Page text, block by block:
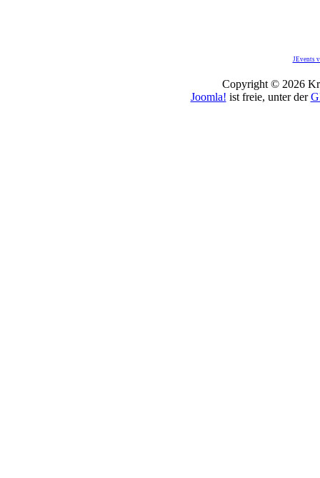
JEvents
Copyright © 2026
Joomla! ist freie, unter der